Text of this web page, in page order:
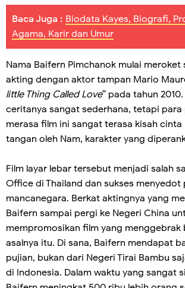
Baca Juga : Biodata Kayes, Biografi,
Agama, Karir dan Umur
Nama Baifern Pimchanok mulai meroket
akting dengan aktor tampan Mario
little Thing Called Love” pada tahun
ceritanya sangat sederhana, tetapi
merasa film ini sangat terasa kisah
tangan oleh Nam, karakter yang
Film layar lebar tersebut menjadi salah
Office di Thailand dan sukses
mancanegara. Berkat aktingnya yang
Baifern sampai pergi ke Negeri China
mempromosikan film yang menggebrak
asalnya itu. Di sana, Baifern mendapat
pujian, bukan dari Negeri Tirai Bambu
di Indonesia. Dalam waktu yang sangat